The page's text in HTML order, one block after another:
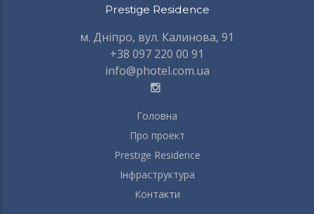
Prestige Residence
м. Дніпро, вул. Калинова, 91
+38 097 220 00 91
info@photel.com.ua
Головна
Про проект
Prestige Residence
Інфраструктура
Контакти